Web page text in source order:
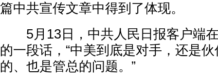
篇中共宣传文章中得到了体现。
5月13日，中共人民日报客户端在
的一段话，“中美到底是对手，还是
的、也是管总的问题。”